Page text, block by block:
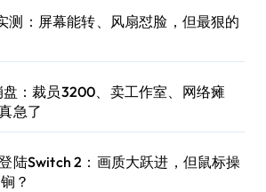
测：屏幕能转、风扇怼脸，但最狠的
：裁员3200、卖工作室、网络瘫
急了
陆Switch 2：画质大跃进，但鼠标操
？